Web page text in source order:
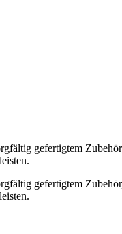
gefertigtem
gefertigtem